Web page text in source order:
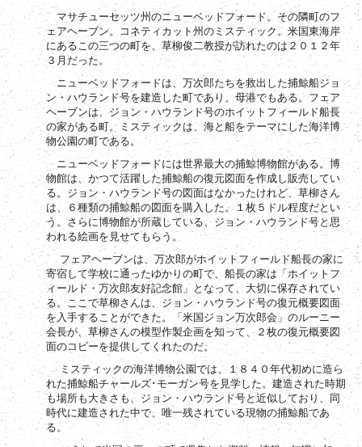
マサチューセッツ州のニューベッドフォード。その隣町のフ
ェアヘーブン。コネティカット州のミスティック。米国東海岸
にあるこの三つの町を、草柳俊二教授が訪れたのは２０１２年
３月だった。
ニューベッドフォードは、万次郎たちを救出した捕鯨船ジョ
ン・ハウランド号を建造した町であり、母港でもある。フェア
ヘーブンは、ジョン・ハウランド号のホイットフィールド船長
の家がある町。ミスティックは、海と船をテーマにした海洋博
物公園の町である。
ニューベッドフォードには世界最大の捕鯨博物館がある。博
物館は、かつて活躍した捕鯨船の復元図面を作成し販売してい
る。ジョン・ハウランド号の図面はなかったけれど、草柳さん
は、６種類の捕鯨船の図面を購入した。１枚５ドル程度だとい
う。さらに博物館が所蔵している、ジョン・ハウランド号と思
われる絵画を見せてもらう。
フェアヘーブンは、万次郎がホイットフィールド船長の家に
寄宿して学校に通ったゆかりの町で、船長の家は「ホイットフ
ィールド・万次郎友好記念館」となって、大切に保存されてい
る。ここで草柳さんは、ジョン・ハウランド号の復元概要図面
を入手することができた。「米国ジョン万次郎会」のルーニー
会長が、草柳さんの模型作製企画を知って、２枚の復元概要図
面のコピーを提供してくれたのだ。
ミスティックの海洋博物公園では、１８４０年代初めに造ら
れた捕鯨船チャールズ･モーガン号を見学した。建造された時期
も場所も大きさも、ジョン・ハウランド号と近似しており、同
時代に建造された中で、唯一残されている現物の捕鯨船であ
る。